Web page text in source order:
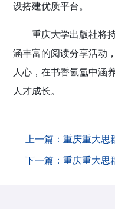
设搭建优质平台。
重庆大学出版社将
涵丰富的阅读分享活动
人心，在书香氤氲中涵
人才成长。